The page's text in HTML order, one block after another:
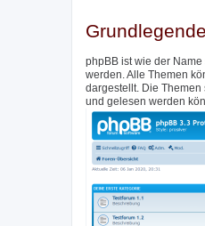
phpBB ist wie der
werden. Alle Themen
dargestellt. Die
und gelesen werden